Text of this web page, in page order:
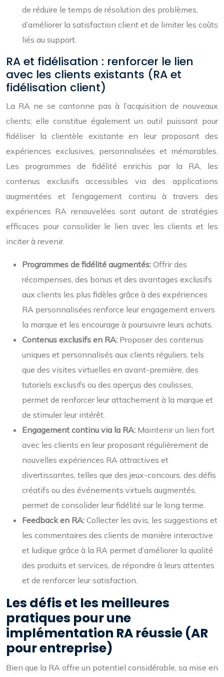
de réduire le temps de résolution des problèmes,
d’améliorer la satisfaction client et de limiter les coûts
liés au support.
RA et fidélisation : renforcer le lien
avec les clients existants (RA et
fidélisation client)
La RA ne se cantonne pas à l’acquisition de nouveaux
clients; elle constitue également un outil puissant pour
fidéliser la clientèle existante en leur proposant des
expériences exclusives, personnalisées et mémorables.
Les programmes de fidélité enrichis par la RA, les
contenus exclusifs accessibles via des applications
augmentées et l’engagement continu à travers des
expériences RA renouvelées sont autant de stratégies
efficaces pour consolider le lien avec les clients et les
inciter à revenir.
Programmes de fidélité augmentés: Offrir des
récompenses, des bonus et des avantages exclusifs
aux clients les plus fidèles grâce à des expériences
RA personnalisées renforce leur engagement envers
la marque et les encourage à poursuivre leurs achats.
Contenus exclusifs en RA: Proposer des contenus
uniques et personnalisés aux clients réguliers, tels
que des visites virtuelles en avant-première, des
tutoriels exclusifs ou des aperçus des coulisses,
permet de renforcer leur attachement à la marque et
de stimuler leur intérêt.
Engagement continu via la RA: Maintenir un lien fort
avec les clients en leur proposant régulièrement de
nouvelles expériences RA attractives et
divertissantes, telles que des jeux-concours, des défis
créatifs ou des événements virtuels augmentés,
permet de consolider leur fidélité sur le long terme.
Feedback en RA: Collecter les avis, les suggestions et
les commentaires des clients de manière interactive
et ludique grâce à la RA permet d’améliorer la qualité
des produits et services, de répondre à leurs attentes
et de renforcer leur satisfaction.
Les défis et les meilleures
pratiques pour une
implémentation RA réussie (AR
pour entreprise)
Bien que la RA offre un potentiel considérable, sa mise en